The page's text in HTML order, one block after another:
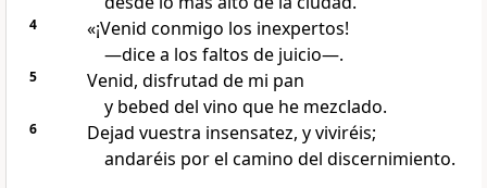
4
«¡Venid conmigo los inexpertos!
—dice a los faltos de juicio—.
5
Venid, disfrutad de mi pan
y bebed del vino que he mezclado.
6
Dejad vuestra insensatez, y viviréis;
andaréis por el camino del discernimiento.